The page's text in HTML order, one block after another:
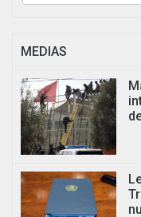
MEDIAS